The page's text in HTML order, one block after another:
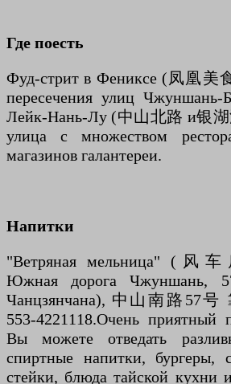
Где поесть
Фуд-стрит в Фениксе (凤凰美
пересечения улиц
Лейк-Нань-Лу (中山北路 и银
улица с множеством
магазинов галантереи.
Напитки
"Ветряная мельница" (风车
Южная дорога Чжуншань,
Чанцзянчана), 中山南路57
553-4221118.Очень приятный
Вы можете отведать
спиртные напитки, бургеры,
стейки, блюда тайской кухни